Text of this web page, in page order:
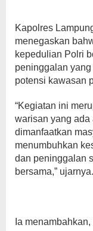
Kapolres
menegaskan
kepedulian Polri
peninggalan
potensi kawasan
“Kegiatan ini
warisan yang ada
dimanfaatkan
menumbuhkan
dan peninggalan
bersama,” ujarnya.
Ia